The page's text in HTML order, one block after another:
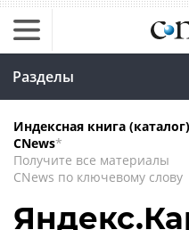
Разделы
Индексная книга (каталог)
CNews*
Получите все материалы
CNews по ключевому слову